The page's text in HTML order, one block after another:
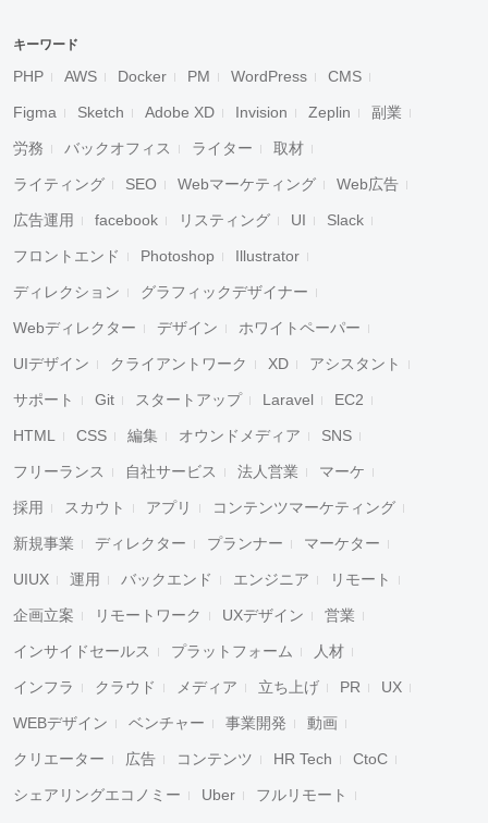
キーワード
PHP AWS Docker PM WordPress CMS
Figma Sketch Adobe XD Invision Zeplin 副業
労務 バックオフィス ライター 取材
ライティング SEO Webマーケティング Web広告
広告運用 facebook リスティング UI Slack
フロントエンド Photoshop Illustrator
ディレクション グラフィックデザイナー
Webディレクター デザイン ホワイトペーパー
UIデザイン クライアントワーク XD アシスタント
サポート Git スタートアップ Laravel EC2
HTML CSS 編集 オウンドメディア SNS
フリーランス 自社サービス 法人営業 マーケ
採用 スカウト アプリ コンテンツマーケティング
新規事業 ディレクター プランナー マーケター
UIUX 運用 バックエンド エンジニア リモート
企画立案 リモートワーク UXデザイン 営業
インサイドセールス プラットフォーム 人材
インフラ クラウド メディア 立ち上げ PR UX
WEBデザイン ベンチャー 事業開発 動画
クリエーター 広告 コンテンツ HR Tech CtoC
シェアリングエコノミー Uber フルリモート